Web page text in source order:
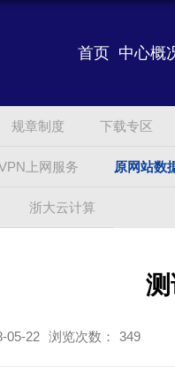
首页 中心概
规章制度 下载专区
上网服务 原网站数
浙大云计算
05-22 浏览次数： 349